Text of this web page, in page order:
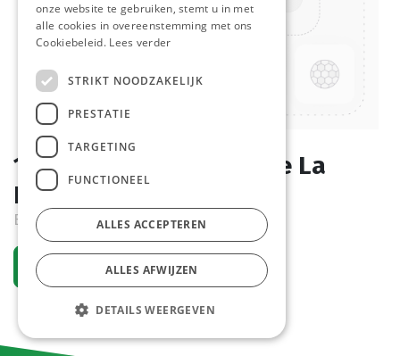
1914 Classic Cheesecake La
Lorraine 12 x 85 gr
Bestelartikel
Vraag een account aan
onze website te gebruiken, stemt u in met
alle cookies in overeenstemming met ons
Cookiebeleid. Lees verder
STRIKT NOODZAKELIJK
PRESTATIE
TARGETING
FUNCTIONEEL
ALLES ACCEPTEREN
ALLES AFWIJZEN
DETAILS WEERGEVEN